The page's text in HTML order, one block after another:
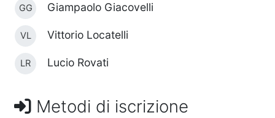
GG Giampaolo Giacovelli
VL Vittorio Locatelli
LR Lucio Rovati
Metodi di iscrizione